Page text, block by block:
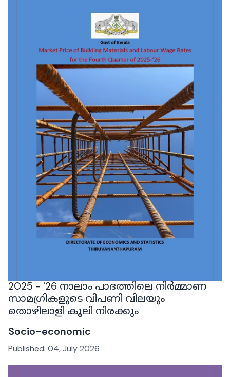
2025 - '26 നാലാം പാദത്തിലെ നിർമ്മാണ
സാമഗ്രികളുടെ വിപണി വിലയും
തൊഴിലാളി കൂലി നിരക്കും
Socio-economic
Published: 04, July 2026